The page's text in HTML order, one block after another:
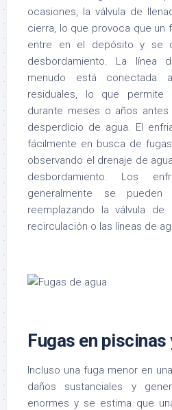
ocasiones, la válvula de
cierra, lo que provoca que un
entre en el depósito y se
desbordamiento. La línea
menudo está conectada
residuales, lo que
durante meses o años
desperdicio de agua. El
fácilmente en busca de
observando el drenaje de
desbordamiento. Los
generalmente se pueden
reemplazando la válvula
recirculación o las líneas de
Fugas en
Incluso una fuga menor en
daños sustanciales y
enormes y se estima que